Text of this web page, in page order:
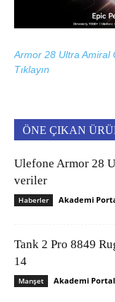
Armor 28 Ultra Amiral
Tıklayın
ÖNE ÇIKAN
Ulefone Armor 28
veriler
Haberler Akademi
Tank 2 Pro 8849
14
Manşet Akademi Portal